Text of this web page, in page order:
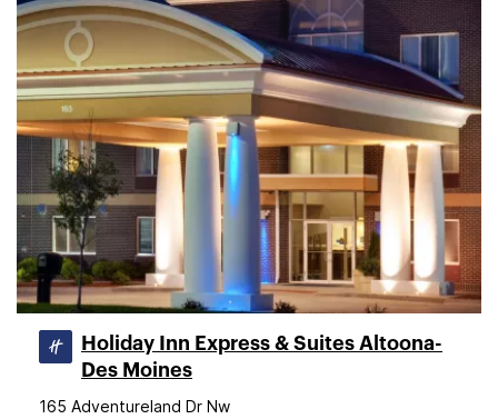
Holiday Inn Express & Suites Altoona-
Des Moines
165 Adventureland Dr Nw